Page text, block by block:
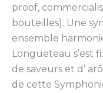
proof,
bouteilles). Une
ensemble
Longueteau s’est
de saveurs et d’
de cette